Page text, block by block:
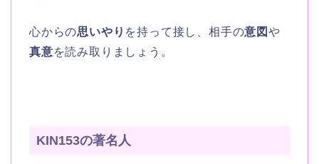
心からの思いやり を持って接し、相手の意図や
真意を読み取りましょう。
KIN153の著名人